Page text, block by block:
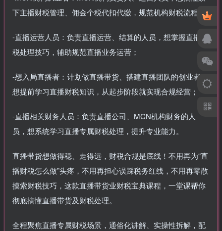
下主播财税管理、佣金个税代扣代缴，规范机构财税流程；
-直播运营人员：负责直播运营、结算的人员，想掌握直播财
税处理技巧，辅助规范直播业务运营；
-想入局直播者：计划做直播带货、搭建直播团队的创业者，
想提前学习直播财税知识，从起步阶段就实现合规经营；
-直播相关财务人员：负责直播公司、MCN机构财务的人
员，想系统学习直播专属财税处理，提升专业能力。
直播带货想做得稳、走得远，财税合规是底线！不用再为“直
播财税怎么做”头疼，不用再担心误踩税务红线，不用再零散
摸索财税技巧，这款直播带货业财税宝典课程，一堂课帮你
彻底搞懂直播带货及财税处理。
全程聚焦直播专属财税场景，通俗化讲解、实操性拆解，配